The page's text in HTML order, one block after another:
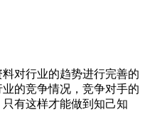
对行业的趋势进行完善的
的竞争情况，竞争对手的
有这样才能做到知己知